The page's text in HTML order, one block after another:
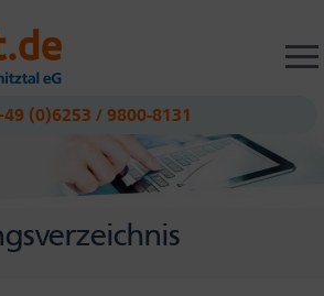
(0)6253 / 9800-8131